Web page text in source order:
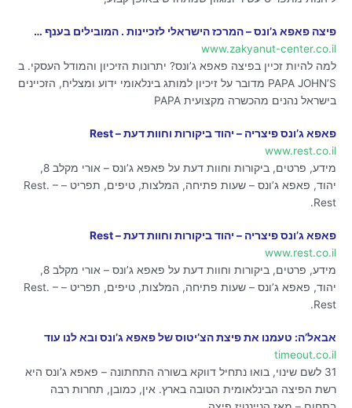
פיצה פאפא ג’ונס – המרכז הישראלי לזכיינות . המובילים בענף …
www.zakyanut-center.co.il
למה להיות זכיין בפיצה פאפא ג’ונס? יתרונות הזיכיון והמודל העסקי. ב
PAPA JOHN’S מדובר על זיכיון למותג בינלאומי ידוע ומצליח, הזכיינים
בישראל נהנים מהכשרה מקצועית PAPA
פאפא ג’ונס פיצריה – יהוד ביקורות וחוות דעת – Rest
www.rest.co.il
מידע, פרטים, ביקורות וחוות דעת על פאפא ג’ונס – אורי מקלב 8,
יהוד, פאפא ג’ונס – שעות פתיחה, המלצות, טיפים, תפריט – Rest. –
Rest.
פאפא ג’ונס פיצריה – יהוד ביקורות וחוות דעת – Rest
www.rest.co.il
מידע, פרטים, ביקורות וחוות דעת על פאפא ג’ונס – אורי מקלב 8,
יהוד, פאפא ג’ונס – שעות פתיחה, המלצות, טיפים, תפריט – Rest. –
Rest.
אבאל’ה: טעמנו את פיצת הצ’יטוס של פאפא ג’ונס ובא לנו עוד
timeout.co.il
31 לשם שינוי, בואו נתחיל דווקא בשורה התחתונה – פאפא ג’ונס היא
רשת הפיצה הבינלאומית הטובה בארץ. אין, כמובן, תחרות רבה